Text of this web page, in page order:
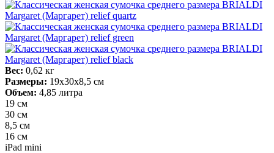
Вес: 0,62 кг
Размеры: 19х30х8,5 см
Объем: 4,85 литра
19 см
30 см
8,5 см
16 см
iPad mini